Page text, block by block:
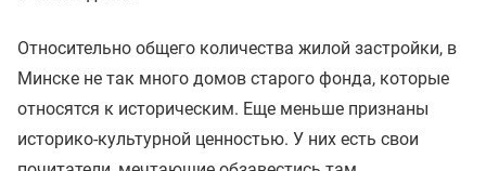
Относительно общего количества жилой застройки, в
Минске не так много домов старого фонда, которые
относятся к историческим. Еще меньше признаны
историко-культурной ценностью. У них есть свои